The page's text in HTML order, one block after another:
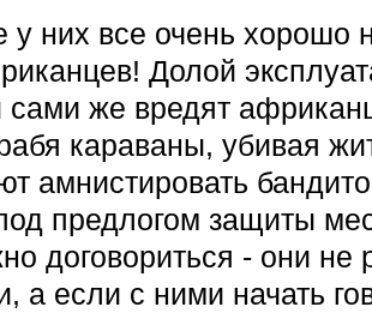
у них все очень хорошо
Долой
сами же вредят
караваны, убивая
амнистировать
предлогом защиты
договориться - они не
а если с ними начать